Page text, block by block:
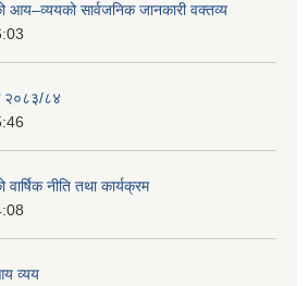
आय–व्ययको सार्वजनिक जानकारी वक्तव्य
२०८३/८४
नीति तथा कार्यक्रम
व्यय